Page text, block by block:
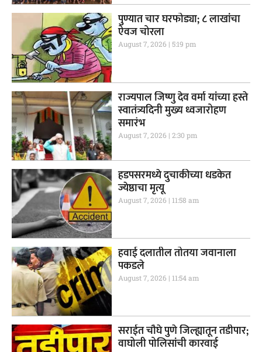
पुण्यात चार घरफोड्या; ८ लाखांचा
ऐवज चोरला
August 7, 2026 5:19 pm
राज्यपाल जिष्णु देव वर्मा यांच्या हस्ते
स्वातंत्र्यदिनी मुख्य ध्वजारोहण
समारंभ
August 7, 2026 2:30 pm
हडपसरमध्ये दुचाकीच्या धडकेत
ज्येष्ठाचा मृत्यू
August 7, 2026 11:58 am
हवाई दलातील तोतया जवानाला
पकडले
August 7, 2026 11:54 am
सराईत चौघे पुणे जिल्ह्यातून तडीपार;
वाघोली पोलिसांची कारवाई